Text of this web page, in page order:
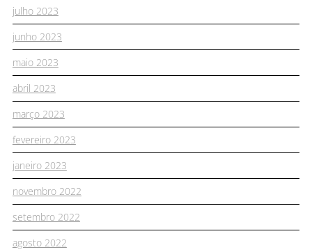
julho 2023
junho 2023
maio 2023
abril 2023
março 2023
fevereiro 2023
janeiro 2023
novembro 2022
setembro 2022
agosto 2022